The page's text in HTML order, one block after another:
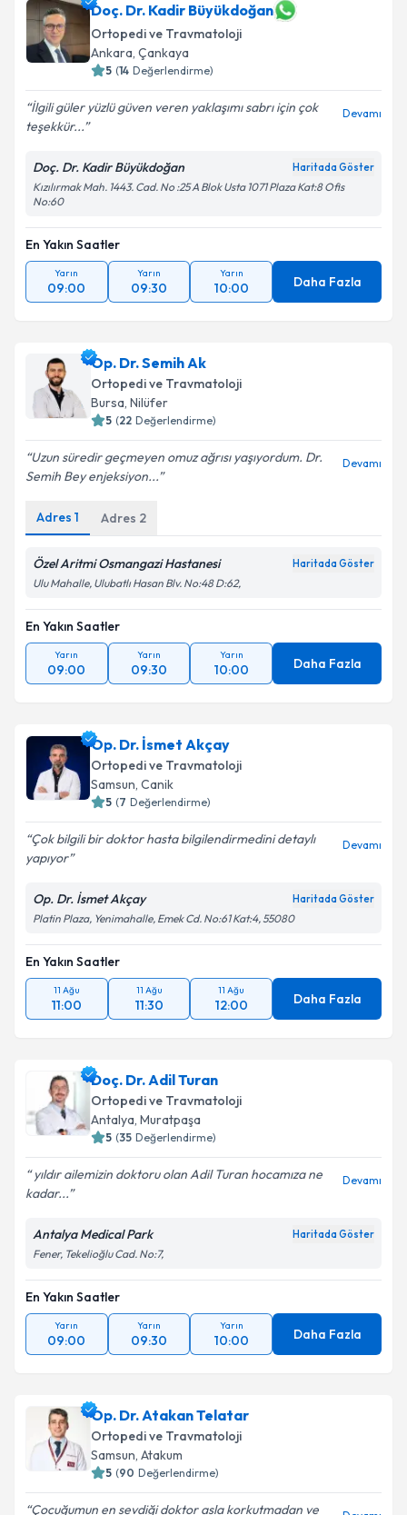
Doç. Dr. Kadir Büyükdoğan
Ortopedi ve Travmatoloji
Ankara, Çankaya
5 (14 Değerlendirme)
İlgili güler yüzlü güven veren yaklaşımı sabrı için çok
teşekkür...
Devamı
Doç. Dr. Kadir Büyükdoğan Haritada Göster
Kızılırmak Mah. 1443. Cad. No :25 A Blok Usta 1071 Plaza Kat:8 Ofis
No:60
En Yakın Saatler
Yarın
09:00
Yarın
09:30
Yarın
10:00 Daha Fazla
Op. Dr. Semih Ak
Ortopedi ve Travmatoloji
Bursa, Nilüfer
5 (22 Değerlendirme)
Uzun süredir geçmeyen omuz ağrısı yaşıyordum. Dr.
Semih Bey enjeksiyon...
Devamı
Adres 1 Adres 2
Özel Aritmi Osmangazi Hastanesi Haritada Göster
Ulu Mahalle, Ulubatlı Hasan Blv. No:48 D:62,
En Yakın Saatler
Yarın
09:00
Yarın
09:30
Yarın
10:00 Daha Fazla
Op. Dr. İsmet Akçay
Ortopedi ve Travmatoloji
Samsun, Canik
5 (7 Değerlendirme)
Çok bilgili bir doktor hasta bilgilendirmedini detaylı
yapıyor
Devamı
Op. Dr. İsmet Akçay Haritada Göster
Platin Plaza, Yenimahalle, Emek Cd. No:61 Kat:4, 55080
En Yakın Saatler
11 Ağu
11:00
11 Ağu
11:30
11 Ağu
12:00 Daha Fazla
Doç. Dr. Adil Turan
Ortopedi ve Travmatoloji
Antalya, Muratpaşa
5 (35 Değerlendirme)
yıldır ailemizin doktoru olan Adil Turan hocamıza ne
kadar...
Devamı
Antalya Medical Park Haritada Göster
Fener, Tekelioğlu Cad. No:7,
En Yakın Saatler
Yarın
09:00
Yarın
09:30
Yarın
10:00 Daha Fazla
Op. Dr. Atakan Telatar
Ortopedi ve Travmatoloji
Samsun, Atakum
5 (90 Değerlendirme)
Çocuğumun en sevdiği doktor asla korkutmadan ve